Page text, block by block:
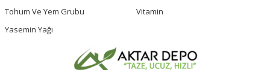
Tohum Ve Yem Grubu
Vitamin
Yasemin Yağı